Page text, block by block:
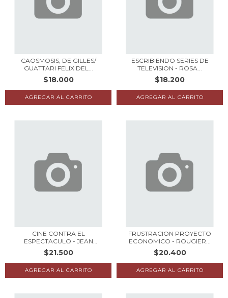
CAOSMOSIS, DE GILLES/
GUATTARI FELIX DEL...
$18.000
ESCRIBIENDO SERIES DE
TELEVISION - ROSA...
$18.200
CINE CONTRA EL
ESPECTACULO - JEAN
COMOLL...
$21.500
FRUSTRACION PROYECTO
ECONOMICO - ROUGIER...
$20.400